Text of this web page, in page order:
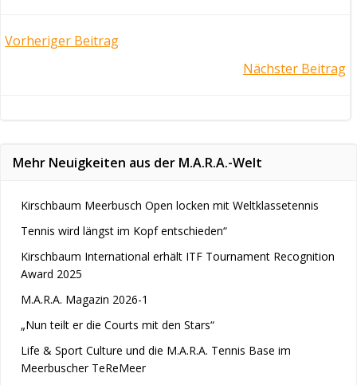
Post
Vorheriger Beitrag
Nächster Beitrag
Mehr Neuigkeiten aus der M.A.R.A.-Welt
Kirschbaum Meerbusch Open locken mit Weltklassetennis
Tennis wird längst im Kopf entschieden“
Kirschbaum International erhält ITF Tournament Recognition
Award 2025
M.A.R.A. Magazin 2026-1
„Nun teilt er die Courts mit den Stars“
Life & Sport Culture und die M.A.R.A. Tennis Base im
Meerbuscher TeReMeer